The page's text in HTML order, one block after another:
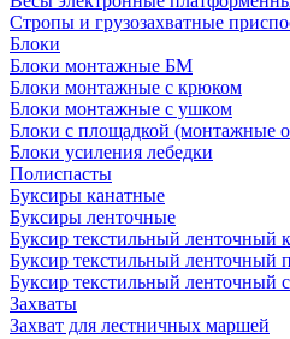
Стропы и грузозахватные
Блоки
Блоки монтажные БМ
Блоки монтажные с крюком
Блоки монтажные с ушком
Блоки с площадкой (монтажные
Блоки усиления лебедки
Полиспасты
Буксиры канатные
Буксиры ленточные
Буксир текстильный ленточный
Буксир текстильный ленточный
Буксир текстильный ленточный
Захваты
Захват для лестничных маршей